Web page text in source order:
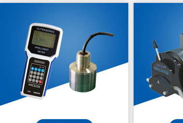
HY-F10型便携式明渠流量计